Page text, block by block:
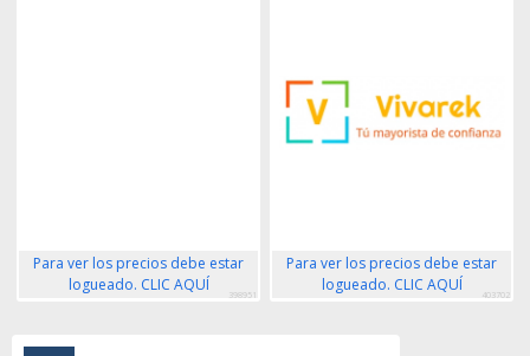
Para ver los precios debe estar
logueado. CLIC AQUÍ
398951
Para ver los precios debe estar
logueado. CLIC AQUÍ
403702